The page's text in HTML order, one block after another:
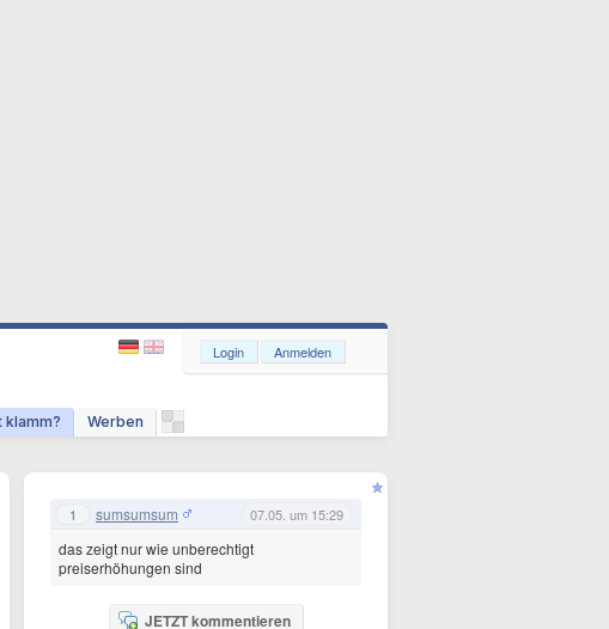
klamm? Werben
Login Anmelden
1 sumsumsum 07.05. um 15:29
das zeigt nur wie unberechtigt
preiserhöhungen sind
JETZT kommentieren